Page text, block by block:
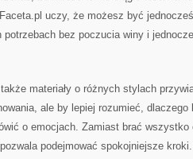
uczy, że możesz być
bez poczucia winy i
materiały o różnych stylach
ale by lepiej rozumieć,
o emocjach. Zamiast brać
podejmować spokojniejsze kroki.